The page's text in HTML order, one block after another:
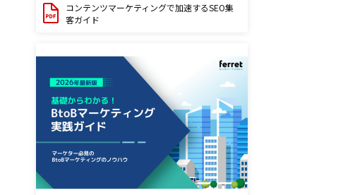
コンテンツマーケティングで加速するSEO集
客ガイド